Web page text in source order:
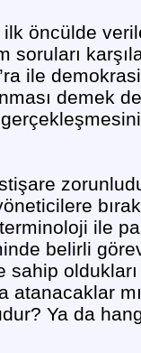
öncülde
soruları
ile
demek
ile
belirli
sahip
atanacaklar
Ya da